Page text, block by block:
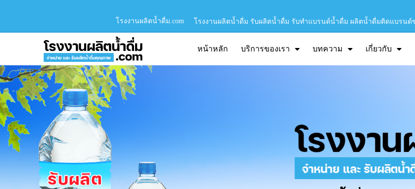
โรงงานผลิตน้ำดื่ม.com โรงงานผลิตน้ำดื่ม รับผลิตน้ำดื่ม รับทำแบรนด์น้ำดื่ม ผลิตน้ำดื่มติดแบรนด์
หน้าหลัก บริการของเรา บทความ เกี่ยวกับ